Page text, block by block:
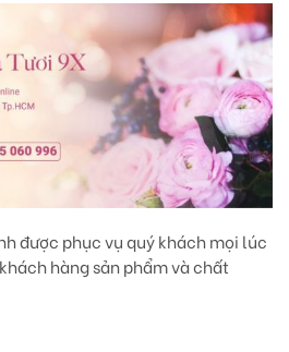
được phục vụ quý khách mọi lúc
hàng sản phẩm và chất